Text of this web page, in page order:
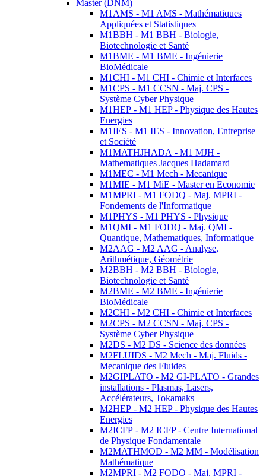
Master (DNM)
M1AMS - M1 AMS - Mathématiques
Appliquées et Statistiques
M1BBH - M1 BBH - Biologie,
Biotechnologie et Santé
M1BME - M1 BME - Ingénierie
BioMédicale
M1CHI - M1 CHI - Chimie et Interfaces
M1CPS - M1 CCSN - Maj. CPS -
Système Cyber Physique
M1HEP - M1 HEP - Physique des Hautes
Energies
M1IES - M1 IES - Innovation, Entreprise
et Société
M1MATHJHADA - M1 MJH -
Mathematiques Jacques Hadamard
M1MEC - M1 Mech - Mecanique
M1MIE - M1 MiE - Master en Economie
M1MPRI - M1 FODQ - Maj. MPRI -
Fondements de l'Informatique
M1PHYS - M1 PHYS - Physique
M1QMI - M1 FODQ - Maj. QMI -
Quantique, Mathematiques, Informatique
M2AAG - M2 AAG - Analyse,
Arithmétique, Géométrie
M2BBH - M2 BBH - Biologie,
Biotechnologie et Santé
M2BME - M2 BME - Ingénierie
BioMédicale
M2CHI - M2 CHI - Chimie et Interfaces
M2CPS - M2 CCSN - Maj. CPS -
Système Cyber Physique
M2DS - M2 DS - Science des données
M2FLUIDS - M2 Mech - Maj. Fluids -
Mecanique des Fluides
M2GIPLATO - M2 GI-PLATO - Grandes
installations - Plasmas, Lasers,
Accélérateurs, Tokamaks
M2HEP - M2 HEP - Physique des Hautes
Energies
M2ICFP - M2 ICFP - Centre International
de Physique Fondamentale
M2MATHMOD - M2 MM - Modélisation
Mathématique
M2MPRI - M2 FODQ - Maj. MPRI -